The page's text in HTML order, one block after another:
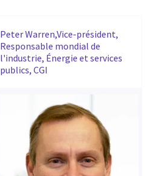
Peter Warren,Vice-président,
Responsable mondial de
l'industrie, Énergie et services
publics, CGI